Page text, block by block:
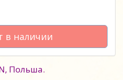
наличии
Польша.